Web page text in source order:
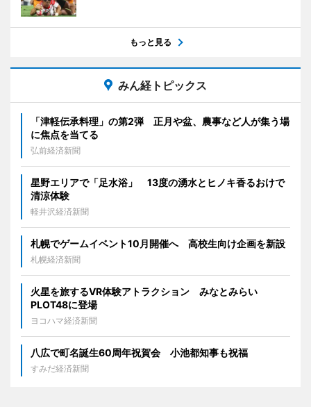
もっと見る
みん経トピックス
「津軽伝承料理」の第2弾 正月や盆、農事など人が集う場
に焦点を当てる
弘前経済新聞
星野エリアで「足水浴」 13度の湧水とヒノキ香るおけで
清涼体験
軽井沢経済新聞
札幌でゲームイベント10月開催へ 高校生向け企画を新設
札幌経済新聞
火星を旅するVR体験アトラクション みなとみらい
PLOT48に登場
ヨコハマ経済新聞
八広で町名誕生60周年祝賀会 小池都知事も祝福
すみだ経済新聞